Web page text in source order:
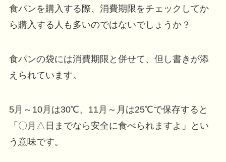
食パンを購入する際、消費期限をチェックしてか
ら購入する人も多いのではないでしょうか？
食パンの袋には消費期限と併せて、但し書きが添
えられています。
5月～10月は30℃、11月～月は25℃で保存すると
「〇月△日までなら安全に食べられますよ」とい
う意味です。